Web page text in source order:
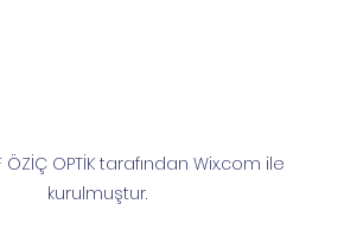
ÖZİÇ OPTİK tarafından Wix.com ile
kurulmuştur.